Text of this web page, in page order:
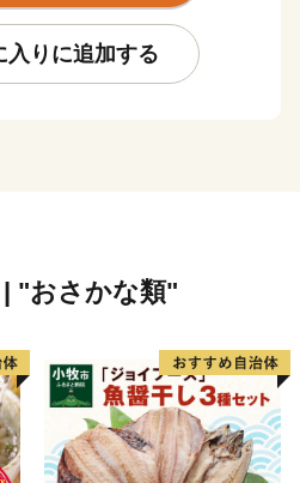
今や全国区の『しそ焼酎鍛高
して本町のまちづくりを応援
ます。
入りに追加する
| "おさかな類"